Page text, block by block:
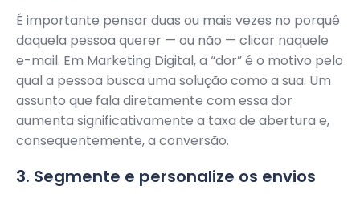
É importante pensar duas ou mais vezes no porquê
daquela pessoa querer — ou não — clicar naquele
e-mail. Em Marketing Digital, a “dor” é o motivo pelo
qual a pessoa busca uma solução como a sua. Um
assunto que fala diretamente com essa dor
aumenta significativamente a taxa de abertura e,
consequentemente, a conversão.
3. Segmente e personalize os envios